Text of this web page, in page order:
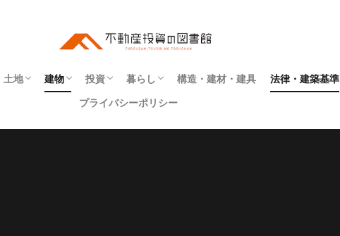
土地 建物
インテリア
エクステリア
リフォーム・リノベーション
投資
不動産投資
暮らし
インフラ
同居
契約
権利
法令
物件探し
登記
構造・建材・建具 法律・建築基準
プライバシーポリシー